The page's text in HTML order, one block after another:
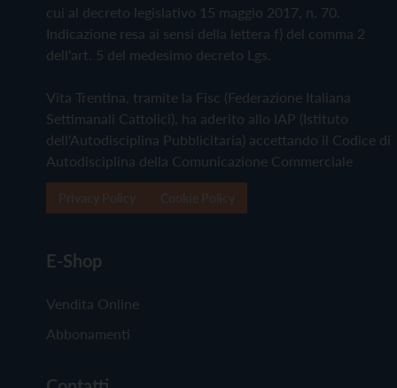
cui al decreto legislativo 15 maggio 2017, n. 70.
Indicazione resa ai sensi della lettera f) del comma 2
dell'art. 5 del medesimo decreto Lgs.
Vita Trentina, tramite la Fisc (Federazione Italiana
Settimanali Cattolici), ha aderito allo IAP (Istituto
dell'Autodisciplina Pubblicitaria) accettando il Codice di
Autodisciplina della Comunicazione Commerciale
E-Shop
Vendita Online
Abbonamenti